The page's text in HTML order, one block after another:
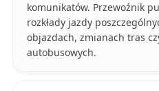
komunikatów. Przewoźnik
rozkłady jazdy
objazdach, zmianach tras
autobusowych.